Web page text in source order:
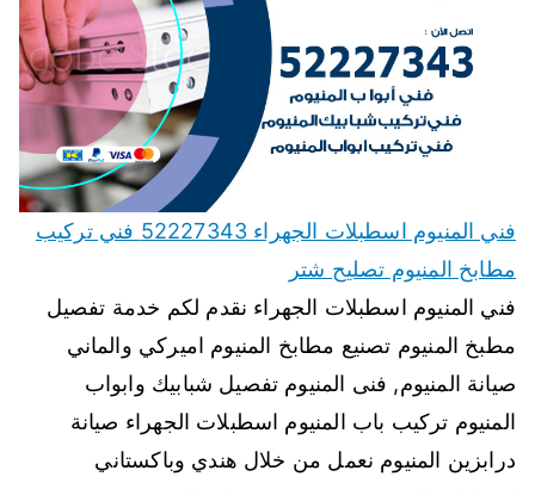
فني المنيوم اسطبلات الجهراء 52227343 فني تركيب
مطابخ المنيوم تصليح شتر
فني المنيوم اسطبلات الجهراء نقدم لكم خدمة تفصيل
مطبخ المنيوم تصنيع مطابخ المنيوم اميركي والماني
صيانة المنيوم, فنى المنيوم تفصيل شبابيك وابواب
المنيوم تركيب باب المنيوم اسطبلات الجهراء صيانة
درابزين المنيوم نعمل من خلال هندي وباكستاني